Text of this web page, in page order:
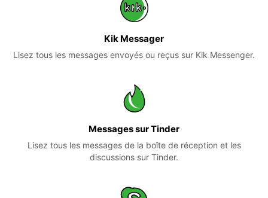
Kik Messager
Lisez tous les messages envoyés ou reçus sur Kik Messenger.
Messages sur Tinder
Lisez tous les messages de la boîte de réception et les
discussions sur Tinder.